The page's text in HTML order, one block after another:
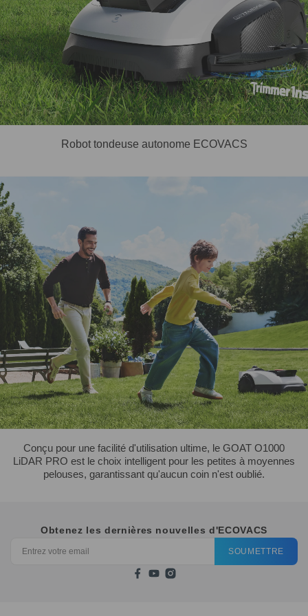
Robot tondeuse autonome ECOVACS
Conçu pour une facilité d'utilisation ultime, le GOAT O1000
LiDAR PRO est le choix intelligent pour les petites à moyennes
pelouses, garantissant qu'aucun coin n'est oublié.
Obtenez les dernières nouvelles d'ECOVACS
SOUMETTRE